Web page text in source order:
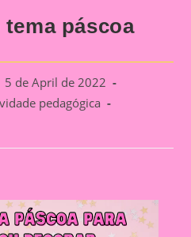
páscoa
5 de April de 2022
pedagógica